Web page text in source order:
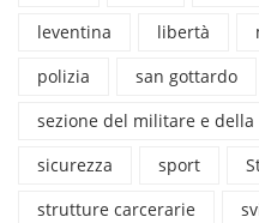
leventina
libertà
polizia
san gottardo
sezione del militare e
sicurezza
sport
strutture carcerarie